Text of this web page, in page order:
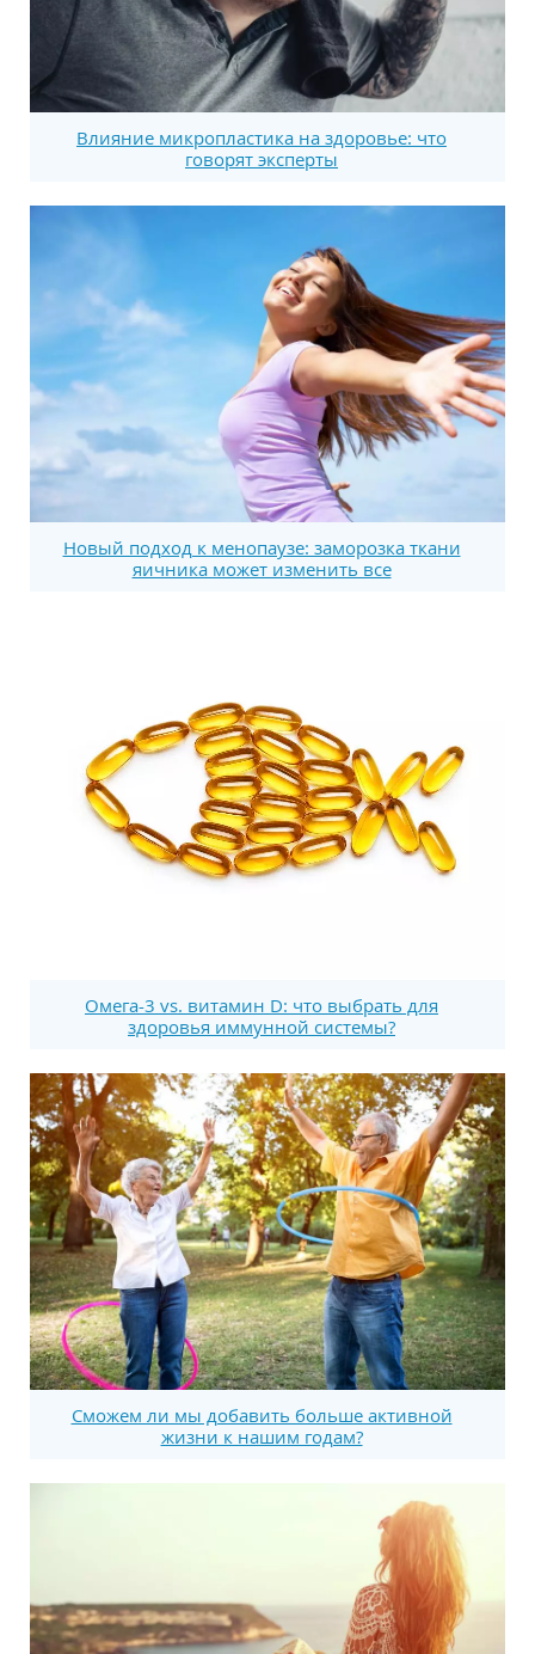
Влияние микропластика на здоровье: что
говорят эксперты
Новый подход к менопаузе: заморозка ткани
яичника может изменить все
Омега-3 vs. витамин D: что выбрать для
здоровья иммунной системы?
Сможем ли мы добавить больше активной
жизни к нашим годам?